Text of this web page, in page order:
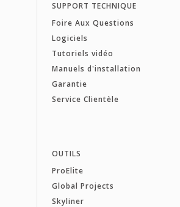
SUPPORT TECHNIQUE
Foire Aux Questions
Logiciels
Tutoriels vidéo
Manuels d'installation
Garantie
Service Clientèle
OUTILS
ProElite
Global Projects
Skyliner